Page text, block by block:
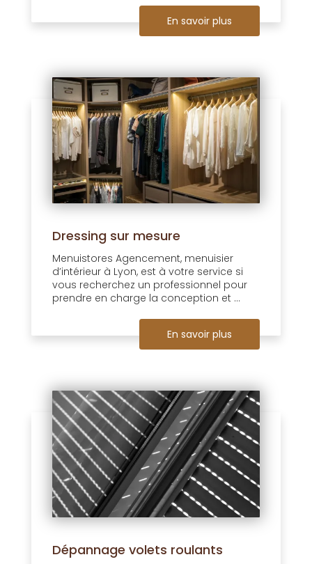
En savoir plus
Dressing sur mesure
Menuistores Agencement, menuisier
d’intérieur à Lyon, est à votre service si
vous recherchez un professionnel pour
prendre en charge la conception et ...
En savoir plus
Dépannage volets roulants